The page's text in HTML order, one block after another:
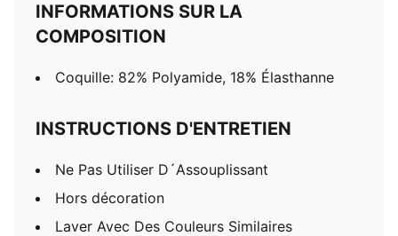
INFORMATIONS SUR LA
COMPOSITION
Coquille: 82% Polyamide, 18% Élasthanne
INSTRUCTIONS D'ENTRETIEN
Ne Pas Utiliser D´Assouplissant
Hors décoration
Laver Avec Des Couleurs Similaires